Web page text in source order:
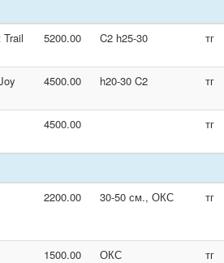
5200.00 C2 h25-30 тг
4500.00 h20-30 C2 тг
4500.00 тг
2200.00 30-50 см., ОКС тг
1500.00 ОКС тг